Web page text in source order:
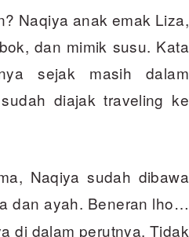
Naqiya anak emak Liza,
dan mimik susu. Kata
sejak masih dalam
diajak traveling ke
Naqiya sudah dibawa
dan ayah. Beneran lho…
di dalam perutnya. Tidak